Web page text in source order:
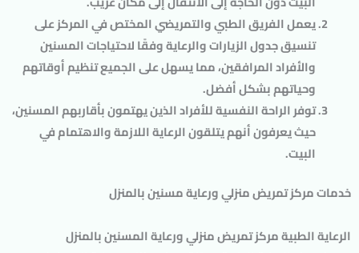
يعمل الفريق الطبي والتمريضي المختص في المركز على
تنسيق جدول الزيارات والرعاية وفقًا لاحتياجات المسنين
والأفراد المرافقين، مما يسهل على الجميع تنظيم أوقاتهم
وحياتهم بشكل أفضل.
توفر الراحة النفسية للأفراد الذين يهتمون بأقاربهم المسنين،
حيث يعرفون أنهم يتلقون الرعاية اللازمة والاهتمام في
البيت.
خدمات مركز تمريض منزلي ورعاية مسنين بالمنزل
الرعاية الطبية مركز تمريض منزلي ورعاية المسنين بالمنزل